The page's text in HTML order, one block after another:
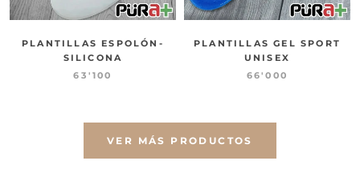
PLANTILLAS ESPOLÓN-
SILICONA
63'100
PLANTILLAS GEL SPORT
UNISEX
66'000
VER MÁS PRODUCTOS